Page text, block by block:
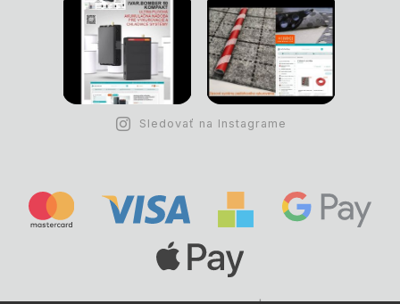
Sledovať na Instagrame